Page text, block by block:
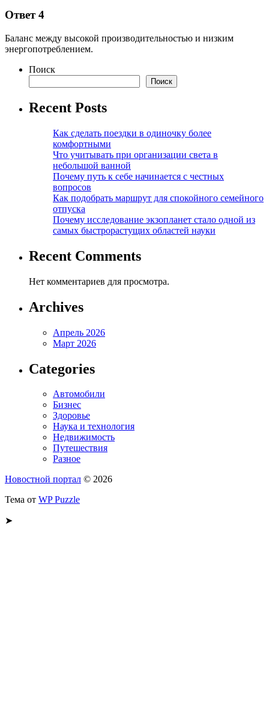
Ответ 4
Баланс между высокой производительностью и низким
энергопотреблением.
Поиск
Поиск
Recent Posts
Как сделать поездки в одиночку более
комфортными
Что учитывать при организации света в
небольшой ванной
Почему путь к себе начинается с честных
вопросов
Как подобрать маршрут для спокойного семейного
отпуска
Почему исследование экзопланет стало одной из
самых быстрорастущих областей науки
Recent Comments
Нет комментариев для просмотра.
Archives
Апрель 2026
Март 2026
Categories
Автомобили
Бизнес
Здоровье
Наука и технология
Недвижимость
Путешествия
Разное
Новостной портал © 2026
Тема от WP Puzzle
➤